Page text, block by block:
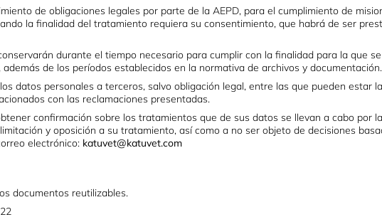
de obligaciones legales por parte de la AEPD, para el cumplimiento de
la finalidad del tratamiento requiera su consentimiento, que habrá de ser
durante el tiempo necesario para cumplir con la finalidad para la que
de los períodos establecidos en la normativa de archivos y documentación.
datos personales a terceros, salvo obligación legal, entre las que pueden estar
con las reclamaciones presentadas.
confirmación sobre los tratamientos que de sus datos se llevan a cabo por
y oposición a su tratamiento, así como a no ser objeto de decisiones
electrónico: katuvet@katuvet.com
documentos reutilizables.